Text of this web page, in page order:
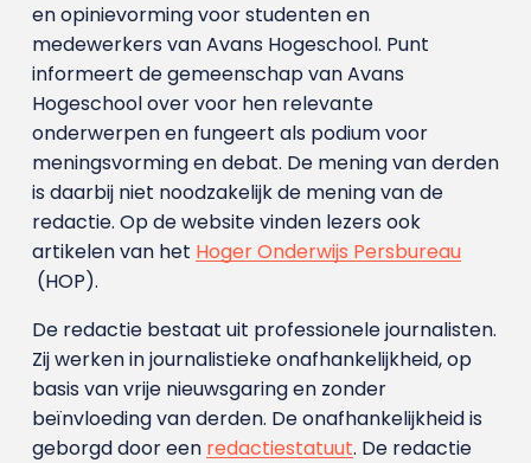
en opinievorming voor studenten en
medewerkers van Avans Hoge­school. Punt
informeert de gemeenschap van Avans
Hogeschool over voor hen relevante
onderwerpen en fungeert als podium voor
meningsvorming en debat. De mening van derden
is daarbij niet noodzakelijk de mening van de
redactie. Op de website vinden lezers ook
artikelen van het Hoger Onderwijs Persbureau
(HOP).
De redactie bestaat uit professionele journalisten.
Zij werken in journalistieke onafhankelijkheid, op
basis van vrije nieuwsgaring en zonder
beïnvloeding van derden. De onafhankelijkheid is
geborgd door een redactiestatuut. De redactie